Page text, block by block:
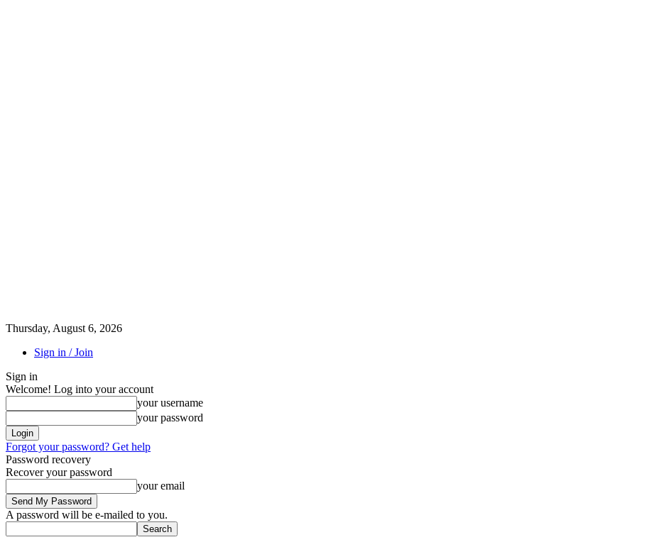
Thursday, August 6, 2026
Sign in / Join
Sign in
Welcome! Log into your account
your username
your password
Forgot your password? Get help
Password recovery
Recover your password
your email
A password will be e-mailed to you.